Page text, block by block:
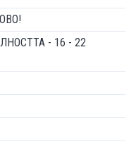
- 16 - 22